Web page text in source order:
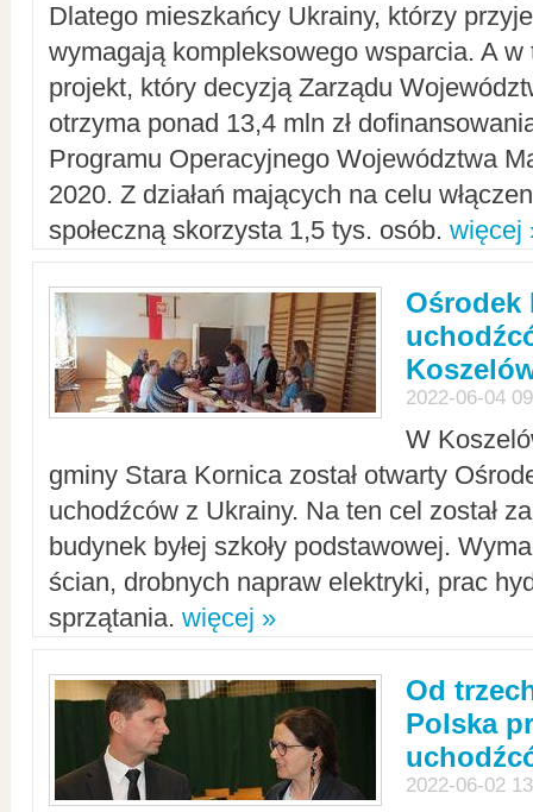
Dlatego mieszkańcy Ukrainy, którzy
wymagają kompleksowego wsparcia. A w
projekt, który decyzją Zarządu
otrzyma ponad 13,4 mln zł
Programu Operacyjnego Województwa
2020. Z działań mających na celu
społeczną skorzysta 1,5 tys. osób. więcej
Ośrodek
2022-06-04
W
gminy Stara Kornica został otwarty
uchodźców z Ukrainy. Na ten cel został
budynek byłej szkoły podstawowej.
ścian, drobnych napraw elektryki, prac
sprzątania. więcej »
Od
Polska
2022-06-02